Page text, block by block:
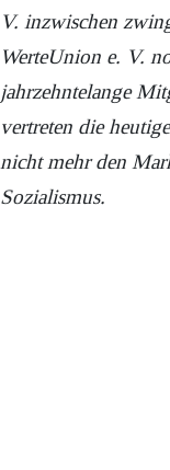
V. inzwischen
WerteUnion e. V.
jahrzehntelange
vertreten die
nicht mehr den
Sozialismus.